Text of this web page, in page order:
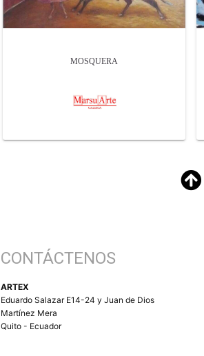
MOSQUERA
CONTÁCTENOS
ARTEX
Eduardo Salazar E14-24 y Juan de Dios
Martínez Mera
Quito - Ecuador